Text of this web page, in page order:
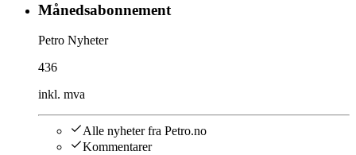
Månedsabonnement
Petro Nyheter
436
inkl. mva
Alle nyheter fra Petro.no
Kommentarer